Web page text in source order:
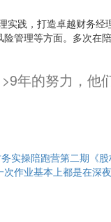
实践，打造卓越财务
管理等方面。多次
年的努力，他
实操陪跑营第二期《
作业基本上都是在